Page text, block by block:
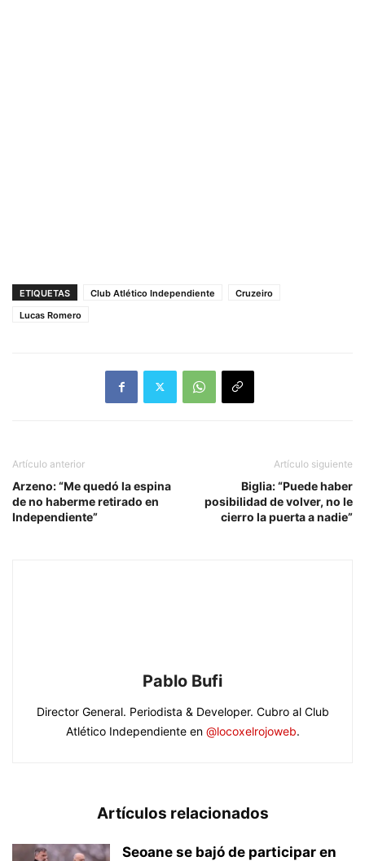
ETIQUETAS Club Atlético Independiente
Cruzeiro
Lucas Romero
Artículo anterior
Arzeno: “Me quedó la espina
de no haberme retirado en
Independiente”
Artículo siguiente
Biglia: “Puede haber
posibilidad de volver, no le
cierro la puerta a nadie”
Pablo Bufi
Director General. Periodista & Developer. Cubro al Club
Atlético Independiente en @locoxelrojoweb.
Artículos relacionados
Seoane se bajó de participar en